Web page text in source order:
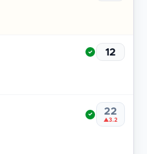
✓ 12
✓ 22
▲3.2